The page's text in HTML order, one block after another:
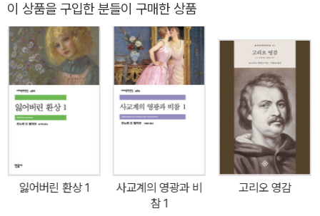
내고자 했던 발자크는 소설의 제재를 넓게 개척하고 그 개념을 현저
히 확대해 사실주의의 시조가 되었고, 플로베르, 도스토옙스키, 졸라,
프루스트, 스트린드베리 등 후대 작가들에게 큰 영향을 끼쳤다. 『인간
극』 총서 가운데 오늘날까지 널리 읽히며 사랑받는 대표작으로는 『루
이 랑베르』 『외제니 그랑데』 『고리오 영감』 『골짜기의 백합』 『어둠
속의 사건』 『잃어버린 환상』 『골동품 진열실』 『사촌 베트』 『사교계의
못 이겨 파리에서 레이디 더들리와 관능적인 사랑에 빠지는데......
『골짜기의 백합』은 발자크가 36세에 집필한 소설로서, 발표 당시에
는 큰 주목을 받지 못했다. 그러나 점점 시간이 흐를수록, 90여 편의
방대한 『인간극』 중에서 이 소설은 그의 대표작으로 떠오르게 되었으
며, 플로베르의 『감정교육』에서부터 지드의 『좁은 문』에 이르기까지
프랑스 문학사의 주요 걸작들의 모델이 되었다. 발자크의 낭만적 성
향이 최고도로 발휘된 이 작품은 플라토닉한 연애 소설이자 한 인간
의 내적 성숙을 묘사한 성장 소설이며, 왕정 복고기의 사회와 인간 군
상을 날카롭게 묘사한 사회 소설이기도 하다. 결말부의 거듭되는 반
전은 오늘날에도 다양한 독해를 가능케 하고 있다. 사회에 나서는 펠
이 상품을 구입한 분들이 구매한 상품
잃어버린 환상 1
사교계의 영광과 비
참 1
고리오 영감